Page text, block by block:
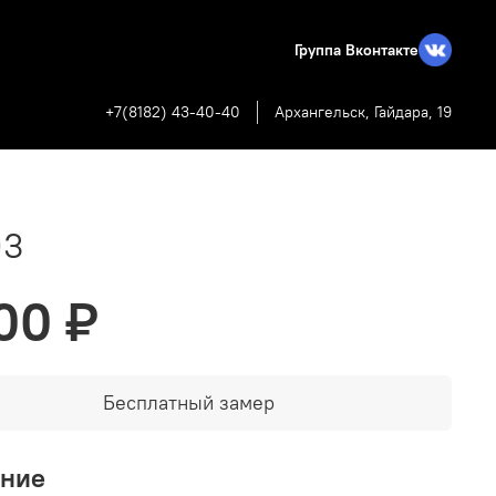
Группа Вконтакте
+7(8182) 43-40-40 Архангельск, Гайдара, 19
₽
Бесплатный замер